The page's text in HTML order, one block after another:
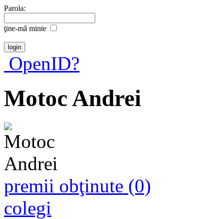
Parola:
ţine-mã minte
OpenID?
Motoc Andrei
premii obţinute (0)
colegi